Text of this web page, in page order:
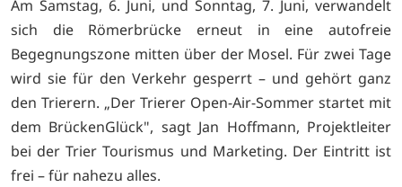
Am Samstag, 6. Juni, und Sonntag, 7. Juni, verwandelt
sich die Römerbrücke erneut in eine autofreie
Begegnungszone mitten über der Mosel. Für zwei Tage
wird sie für den Verkehr gesperrt – und gehört ganz
den Trierern. „Der Trierer Open-Air-Sommer startet mit
dem BrückenGlück", sagt Jan Hoffmann, Projektleiter
bei der Trier Tourismus und Marketing. Der Eintritt ist
frei – für nahezu alles.